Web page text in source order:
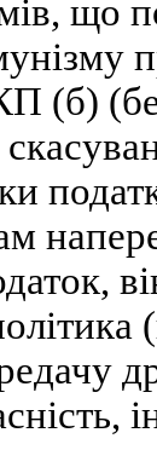
що
(б)